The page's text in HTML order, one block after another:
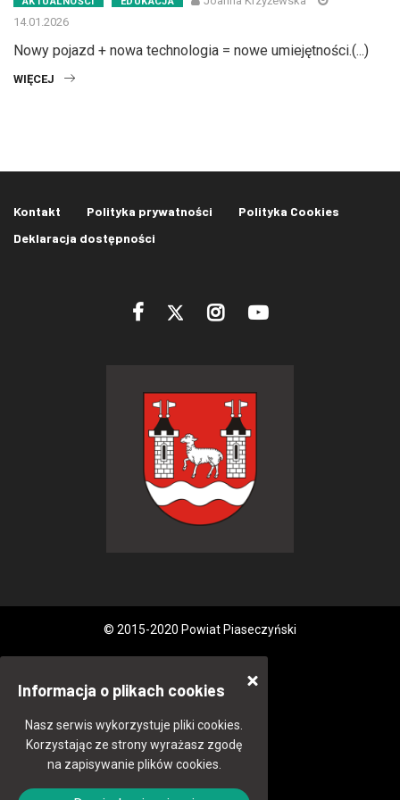
14.01.2026
Nowy pojazd + nowa technologia = nowe umiejętności.(...)
WIĘCEJ
Kontakt Polityka prywatności
Polityka Cookies
Deklaracja dostępności
© 2015-2020 Powiat Piaseczyński
Informacja o plikach cookies
Nasz serwis wykorzystuje pliki cookies.
Korzystając ze strony wyrażasz zgodę
na zapisywanie plików cookies.